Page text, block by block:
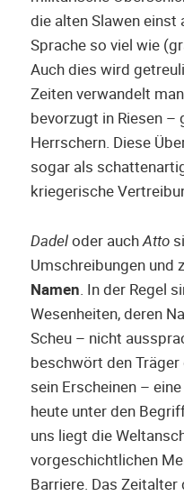
die alten Slawen einst
Sprache so viel wie
Auch dies wird
Zeiten verwandelt
bevorzugt in Riesen
Herrschern. Diese
sogar als
kriegerische
Dadeloder auchAtto
Umschreibungen und
Namen . In der Regel
Wesenheiten, deren
Scheu – nicht
beschwört den
sein Erscheinen –
heute unter den
uns liegt die
vorgeschichtlichen
Barriere. Das